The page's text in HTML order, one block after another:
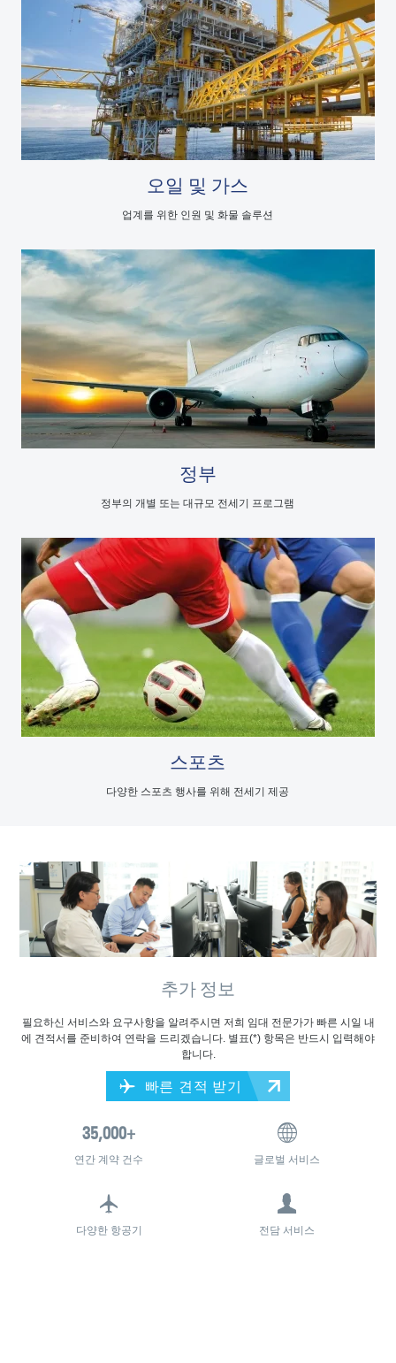
오일 및 가스
업계를 위한 인원 및 화물 솔루션
정부
정부의 개별 또는 대규모 전세기 프로그램
스포츠
다양한 스포츠 행사를 위해 전세기 제공
추가 정보
필요하신 서비스와 요구사항을 알려주시면 저희 임대 전문가가 빠른 시일 내
에 견적서를 준비하여 연락을 드리겠습니다. 별표(*) 항목은 반드시 입력해야
합니다.
빠른 견적 받기
연간 계약 건수 글로벌 서비스
다양한 항공기 전담 서비스